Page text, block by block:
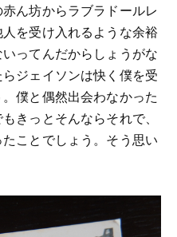
ん坊からラブラドールレ
を受け入れるような余裕
ってんだからしょうがな
ジェイソンは快く僕を受
僕と偶然出会わなかった
きっとそんならそれで、
ことでしょう。そう思い